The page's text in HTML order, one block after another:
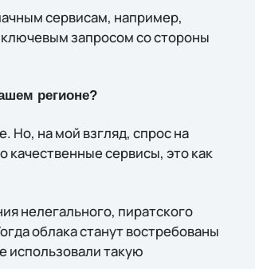
сервисам, например,
ключевым запросом со стороны
регионе?
Но, на мой взгляд, спрос на
качественные сервисы, это как
нелегального, пиратского
облака станут востребованы
использовали такую